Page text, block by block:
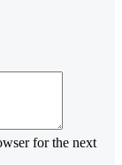
for the next